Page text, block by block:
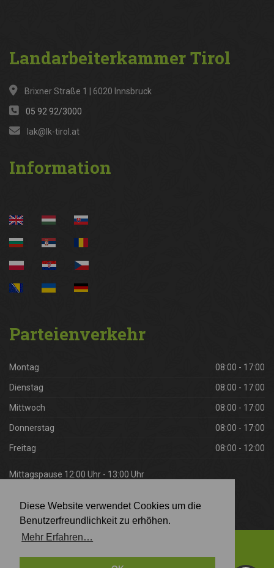
Diese Website verwendet Cookies um die
Benutzerfreundlichkeit zu erhöhen.
Mehr Erfahren…
LandarbeiterkammerTirol
Brixner Straße 1 | 6020 Innsbruck
05 92 92/3000
lak@lk-tirol.at
Information
Parteienverkehr
Montag 08:00 - 17:00
Dienstag 08:00 - 17:00
Mittwoch 08:00 - 17:00
Donnerstag 08:00 - 17:00
Freitag 08:00 - 12:00
Mittagspause 12:00 Uhr - 13:00 Uhr